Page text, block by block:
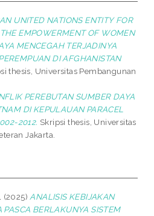
UNITED NATIONS ENTITY FOR
EMPOWERMENT OF WOMEN
MENCEGAH TERJADINYA
DI AFGHANISTAN
thesis, Universitas Pembangunan
PEREBUTAN SUMBER DAYA
DI KEPULAUAN PARACEL
2012. Skripsi thesis, Universitas
Jakarta.
(2025) ANALISIS KEBIJAKAN
PASCA BERLAKUNYA SISTEM